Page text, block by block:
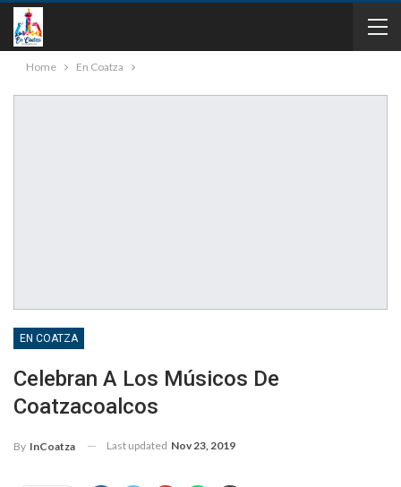
Home En Coatza
EN COATZA
Celebran A Los Músicos De
Coatzacoalcos
By InCoatza Last updated Nov 23, 2019